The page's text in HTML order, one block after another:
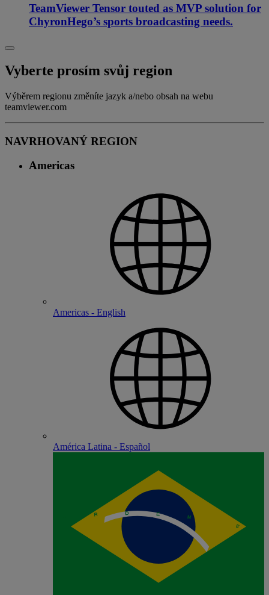
TeamViewer Tensor touted as MVP solution for
ChyronHego’s sports broadcasting needs.
Vyberte prosím svůj region
Výběrem regionu změníte jazyk a/nebo obsah na webu
teamviewer.com
NAVRHOVANÝ REGION
Americas
Americas - English
América Latina - Español